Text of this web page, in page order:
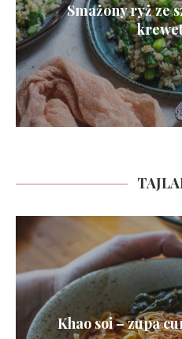
Smażony ryż ze
Khao soi – zupa